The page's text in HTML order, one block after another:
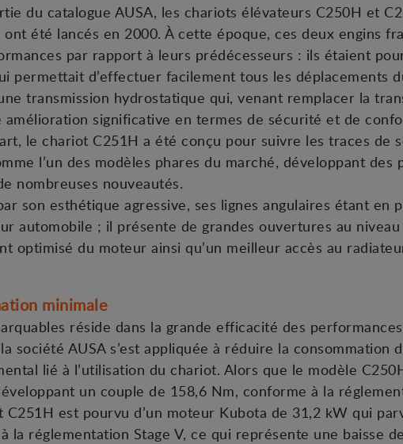
du catalogue AUSA, les chariots élévateurs C250H et
été lancés en 2000. À cette époque, ces deux engins
par rapport à leurs prédécesseurs : ils étaient
permettait d’effectuer facilement tous les déplacements
transmission hydrostatique qui, venant remplacer la
significative en termes de sécurité et de
le chariot C251H a été conçu pour suivre les traces de
l’un des modèles phares du marché, développant des
nombreuses nouveautés.
son esthétique agressive, ses lignes angulaires étant en
automobile ; il présente de grandes ouvertures au
optimisé du moteur ainsi qu’un meilleur accès au
minimale
réside dans la grande efficacité des
société AUSA s’est appliquée à réduire la consommation
lié à l’utilisation du chariot. Alors que le modèle
un couple de 158,6 Nm, conforme à la
C251H est pourvu d’un moteur Kubota de 31,2 kW qui
la réglementation Stage V, ce qui représente une baisse